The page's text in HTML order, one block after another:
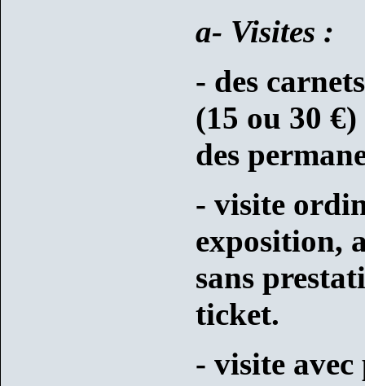
a- Visites :
- des
(15 ou 30
des
- visite
exposition,
sans
ticket.
- visite